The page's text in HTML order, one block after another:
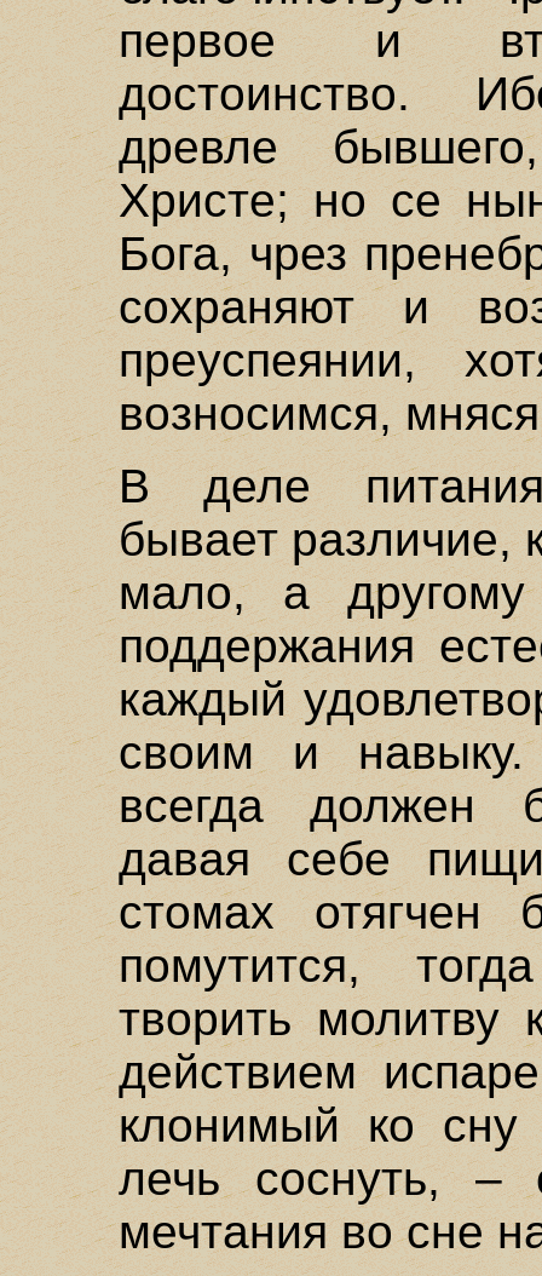
первое и
достоинство.
древле
Христе; но се
Бога, чрез
сохраняют и
преуспеянии,
возносимся,
В деле
бывает различие,
мало, а другому
поддержания
каждый
своим и
всегда должен
давая себе
стомах
помутится,
творить молитву
действием
клонимый ко сну
лечь соснуть, –
мечтания во сне